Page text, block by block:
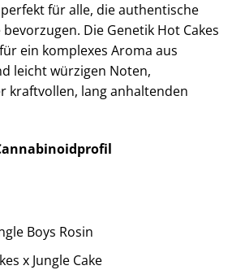
für alle, die authentische
Die Genetik Hot Cakes
ein komplexes Aroma aus
leicht würzigen Noten,
kraftvollen, lang anhaltenden
Boys Rosin
x Jungle Cake